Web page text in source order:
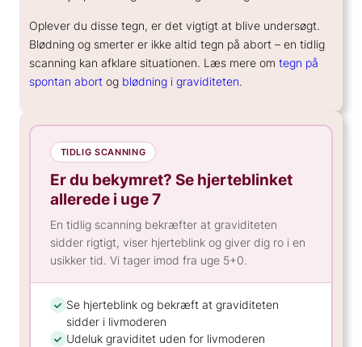
Oplever du disse tegn, er det vigtigt at blive undersøgt.
Blødning og smerter er ikke altid tegn på abort – en tidlig
scanning kan afklare situationen. Læs mere om tegn på
spontan abort og blødning i graviditeten.
TIDLIG SCANNING
Er du bekymret? Se hjerteblinket
allerede i uge 7
En tidlig scanning bekræfter at graviditeten
sidder rigtigt, viser hjerteblink og giver dig ro i en
usikker tid. Vi tager imod fra uge 5+0.
Se hjerteblink og bekræft at graviditeten
sidder i livmoderen
Udeluk graviditet uden for livmoderen